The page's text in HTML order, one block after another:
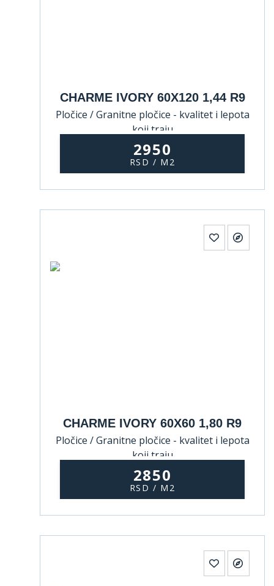
CHARME IVORY 60X120 1,44 R9
Pločice / Granitne pločice - kvalitet i lepota
koji traju
2950
RSD / M2
CHARME IVORY 60X60 1,80 R9
Pločice / Granitne pločice - kvalitet i lepota
koji traju
2850
RSD / M2